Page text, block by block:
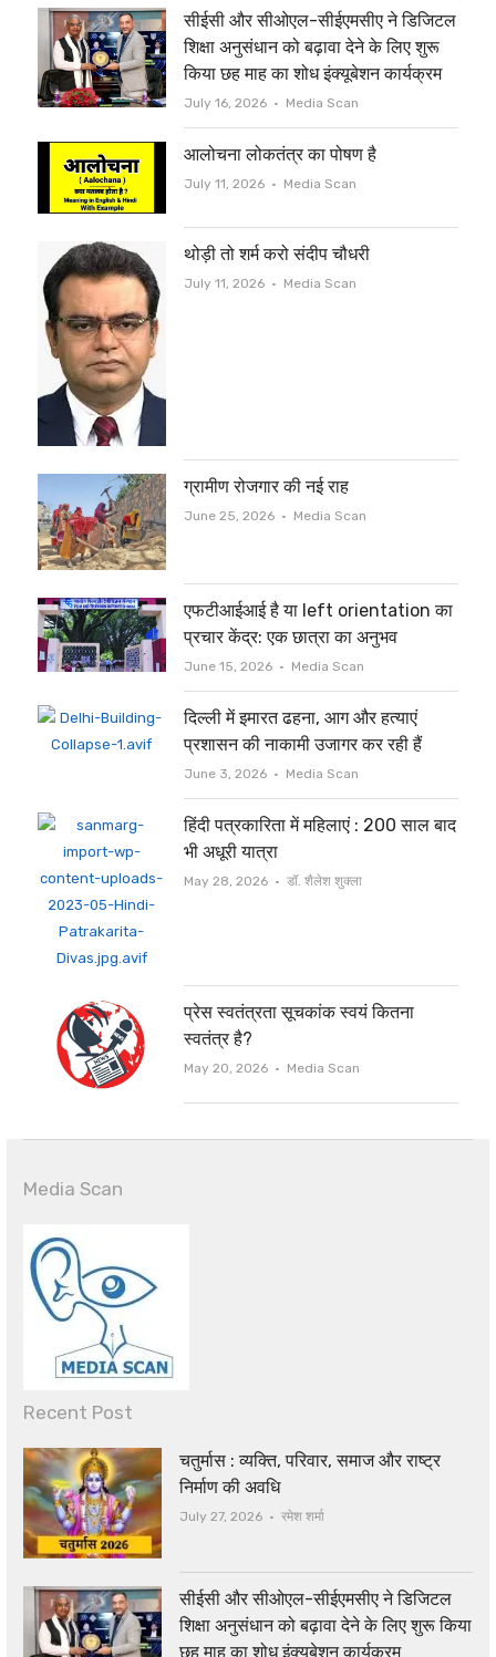
k
सीईसी और सीओएल-सीईएमसीए ने डिजिटल
शिक्षा अनुसंधान को बढ़ावा देने के लिए शुरू
किया छह माह का शोध इंक्यूबेशन कार्यक्रम
July 16, 2026 Author
Media Scan
आलोचना लोकतंत्र का पोषण है
July 11, 2026 Author
Media Scan
थोड़ी तो शर्म करो संदीप चौधरी
July 11, 2026 Author
Media Scan
ग्रामीण रोजगार की नई राह
June 25, 2026 Author
Media Scan
एफटीआईआई है या left orientation का
प्रचार केंद्र: एक छात्रा का अनुभव
June 15, 2026 Author
Media Scan
दिल्ली में इमारत ढहना, आग और हत्याएं
प्रशासन की नाकामी उजागर कर रही हैं
June 3, 2026 Author
Media Scan
हिंदी पत्रकारिता में महिलाएं : 200 साल बाद
भी अधूरी यात्रा
May 28, 2026 Author
डॉ. शैलेश शुक्ला
प्रेस स्वतंत्रता सूचकांक स्वयं कितना
स्वतंत्र है?
May 20, 2026 Author
Media Scan
Media Scan
Recent Post
चतुर्मास : व्यक्ति, परिवार, समाज और राष्ट्र
निर्माण की अवधि
July 27, 2026 Author
रमेश शर्मा
सीईसी और सीओएल-सीईएमसीए ने डिजिटल
शिक्षा अनुसंधान को बढ़ावा देने के लिए शुरू किया
छह माह का शोध इंक्यूबेशन कार्यक्रम